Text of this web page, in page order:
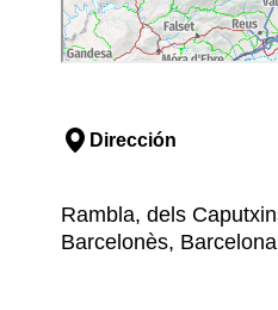
Dirección
Rambla, dels
Barcelonès, Barcelona